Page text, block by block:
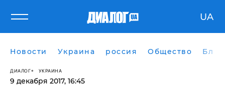
UA
Новости Украина россия Общество
ДИАЛОГ УКРАИНА
9 декабря 2017, 16:45